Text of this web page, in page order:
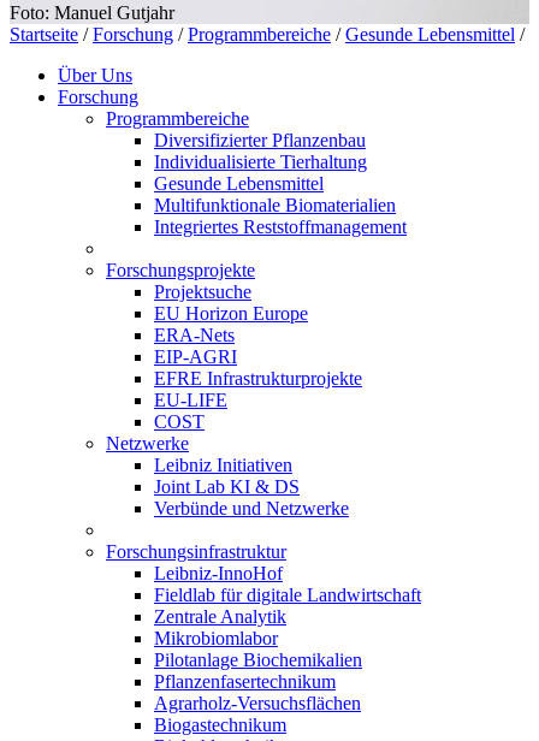
Foto: Manuel Gutjahr
Startseite / Forschung / Programmbereiche / Gesunde Lebensmittel /
Über Uns
Forschung
Programmbereiche
Diversifizierter Pflanzenbau
Individualisierte Tierhaltung
Gesunde Lebensmittel
Multifunktionale Biomaterialien
Integriertes Reststoffmanagement
Forschungsprojekte
Projektsuche
EU Horizon Europe
ERA-Nets
EIP-AGRI
EFRE Infrastrukturprojekte
EU-LIFE
COST
Netzwerke
Leibniz Initiativen
Joint Lab KI & DS
Verbünde und Netzwerke
Forschungsinfrastruktur
Leibniz-InnoHof
Fieldlab für digitale Landwirtschaft
Zentrale Analytik
Mikrobiomlabor
Pilotanlage Biochemikalien
Pflanzenfasertechnikum
Agrarholz-Versuchsflächen
Biogastechnikum